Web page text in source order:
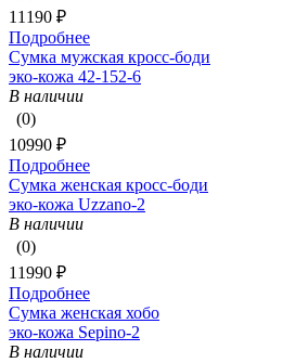
11190 ₽
Подробнее
Сумка мужская кросс-боди
эко-кожа 42-152-6
В наличии
(0)
10990 ₽
Подробнее
Сумка женская кросс-боди
эко-кожа Uzzano-2
В наличии
(0)
11990 ₽
Подробнее
Сумка женская хобо
эко-кожа Sepino-2
В наличии